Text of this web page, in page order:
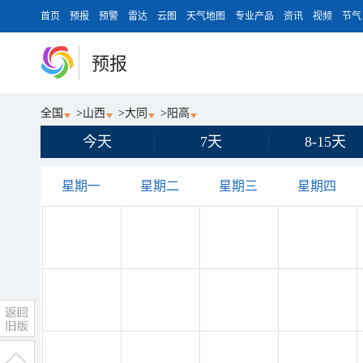
首页 预报 预警 雷达 云图 天气地图 专业产品 资讯 视频 节气
预报
全国 >山西 >大同 > 阳高
今天 7天 8-15天
星期一 星期二 星期三 星期四